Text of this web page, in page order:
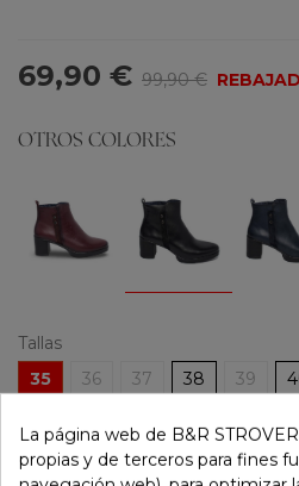
69,90 € 99,90 €
OTROS COLORES
Tallas
35
36 37 38 39
-
La página web de B&R
propias y de terceros para fines